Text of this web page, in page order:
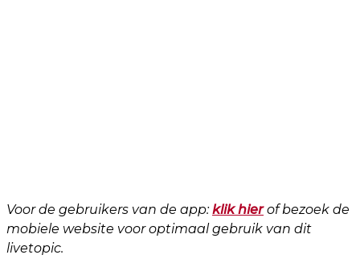
Voor de gebruikers van de app:klik hierof bezoek de
mobiele website voor optimaal gebruik van dit
livetopic.